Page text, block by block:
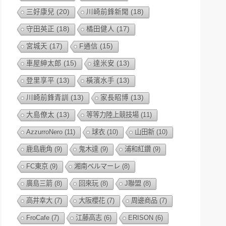
三好康兒 (20) 川崎前鋒新聞 (18)
守田英正 (18) 橘田健人 (17)
宮城天 (17) F通信 (15)
車屋紳太郎 (15) 達米安 (13)
登里享平 (13) 橫濱水手 (13)
川崎前鋒青訓 (13) 家長昭博 (13)
大島僚太 (13) 等等力陸上競技場 (11)
AzzurroNero (11) 球衣 (10) 山田新 (10)
鹿島鹿角 (9) 鬼木達 (9) 浦和紅鑽 (9)
FC東京 (9) 湘南ベルマーレ (8)
廣島三箭 (8) 回來玩 (8) J聯盟 (8)
高井幸大 (7) 大阪櫻花 (7) 周邊商品 (7)
FroCafe (7) 江藤高志 (6) ERISON (6)